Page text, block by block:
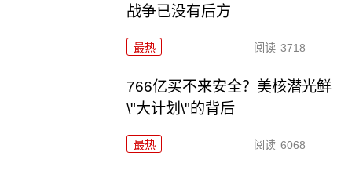
战争已没有后方
最热 阅读 3718
766亿买不来安全？美核潜光鲜
\"大计划\"的背后
最热 阅读 6068